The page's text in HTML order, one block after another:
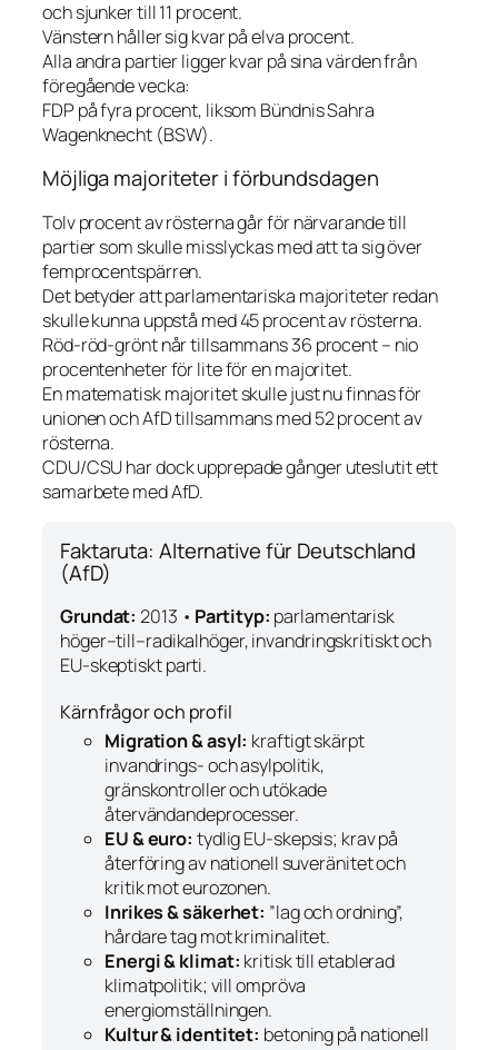
och sjunker till 11 procent.
Vänstern håller sig kvar på elva procent.
Alla andra partier ligger kvar på sina värden från
föregående vecka:
FDP på fyra procent, liksom Bündnis Sahra
Wagenknecht (BSW).
Möjliga majoriteter i förbundsdagen
Tolv procent av rösterna går för närvarande till
partier som skulle misslyckas med att ta sig över
femprocentspärren.
Det betyder att parlamentariska majoriteter redan
skulle kunna uppstå med 45 procent av rösterna.
Röd-röd-grönt når tillsammans 36 procent – nio
procentenheter för lite för en majoritet.
En matematisk majoritet skulle just nu finnas för
unionen och AfD tillsammans med 52 procent av
rösterna.
CDU/CSU har dock upprepade gånger uteslutit ett
samarbete med AfD.
Faktaruta: Alternative für Deutschland
(AfD)
Grundat: 2013 • Partityp: parlamentarisk
höger–till–radikalhöger, invandringskritiskt och
EU-skeptiskt parti.
Kärnfrågor och profil
Migration & asyl: kraftigt skärpt
invandrings- och asylpolitik,
gränskontroller och utökade
återvändandeprocesser.
EU & euro: tydlig EU-skepsis; krav på
återföring av nationell suveränitet och
kritik mot eurozonen.
Inrikes & säkerhet: ”lag och ordning”,
hårdare tag mot kriminalitet.
Energi & klimat: kritisk till etablerad
klimatpolitik; vill ompröva
energiomställningen.
Kultur & identitet: betoning på nationell